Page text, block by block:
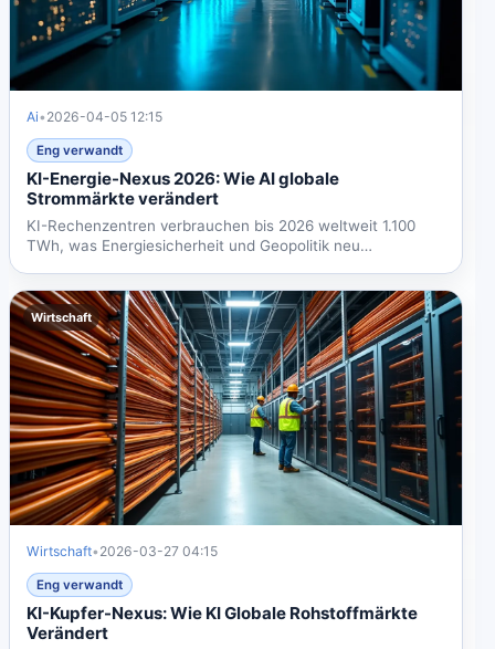
Ai• 2026-04-05 12:15
Eng verwandt
KI-Energie-Nexus 2026: Wie AI globale
Strommärkte verändert
KI-Rechenzentren verbrauchen bis 2026 weltweit 1.100
TWh, was Energiesicherheit und Geopolitik neu
Wirtschaft
Wirtschaft• 2026-03-27 04:15
Eng verwandt
KI-Kupfer-Nexus: Wie KI Globale Rohstoffmärkte
Verändert